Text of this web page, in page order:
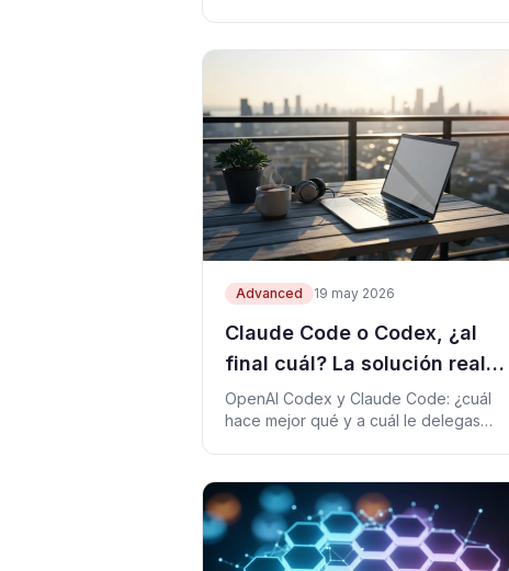
Advanced 19 may 2026
Claude Code o Codex, ¿al
final cuál? La solución real
para combinarlos sin
accidentes
OpenAI Codex y Claude Code: ¿cuál
hace mejor qué y a cuál le delegas